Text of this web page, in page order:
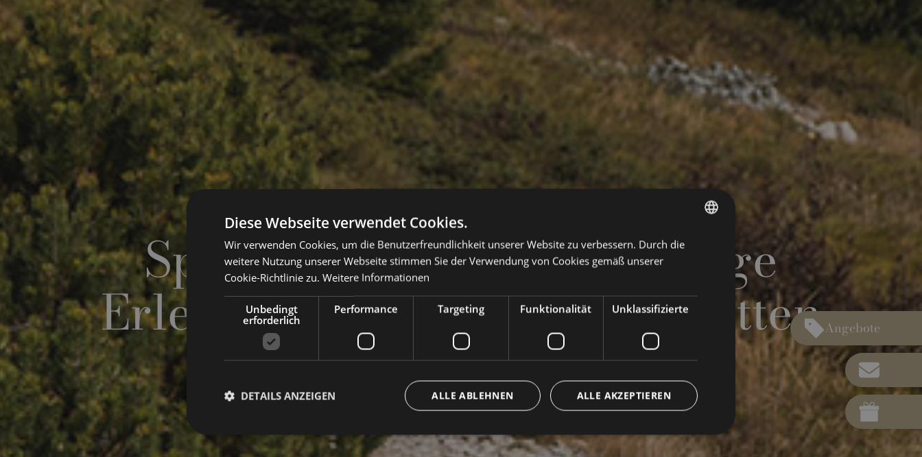
Sport, Spaß und einzigartige
Erlebnisse erwarten Sie inmitten
der Natur
Angebote
ITALIAN
Diese Webseite verwendet Cookies.
Wir verwenden Cookies, um die Benutzerfreundlichkeit unserer Website zu verbessern. Durch die
weitere Nutzung unserer Webseite stimmen Sie der Verwendung von Cookies gemäß unserer
Cookie-Richtlinie zu. Weitere Informationen
Unbedingt
erforderlich
Performance Targeting Funktionalität Unklassifizierte
ALLE AKZEPTIEREN
ALLE ABLEHNEN
DETAILS ANZEIGEN